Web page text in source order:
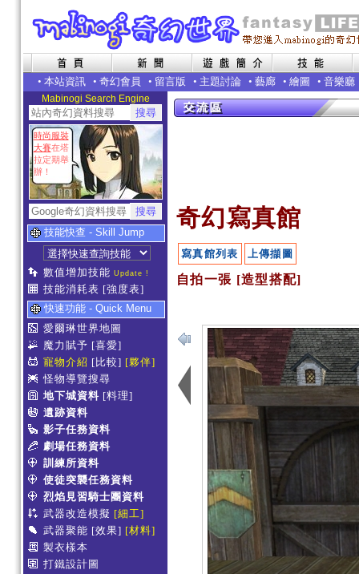
• 本站資訊 • 奇幻會員 • 留言版 • 主題討論 • 藝廊 • 繪圖 • 音樂廳
Mabinogi Search Engine
時尚服裝
大賽在塔
拉定期舉
辦！
技能快查 - Skill Jump
數值增加技能 Update !
技能消耗表 [強度表]
快速功能 - Quick Menu
愛爾琳世界地圖
魔力賦予 [喜愛]
寵物介紹 [比較] [夥伴]
怪物導覽搜尋
地下城資料 [料理]
遺跡資料
影子任務資料
劇場任務資料
訓練所資料
使徒突襲任務資料
烈焰見習騎士團資料
武器改造模擬 [細工]
武器聚能 [效果] [材料]
製衣樣本
打鐵設計圖
奇幻寫真館
寫真館列表 上傳擷圖
自拍一張 [造型搭配]